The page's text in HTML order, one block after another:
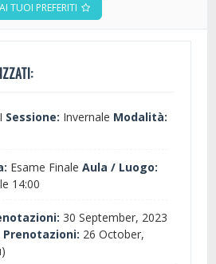
TUOI PREFERITI
I Sessione: Invernale Modalità:
Esame Finale Aula / Luogo:
14:00
30 September, 2023
Prenotazioni: 26 October,